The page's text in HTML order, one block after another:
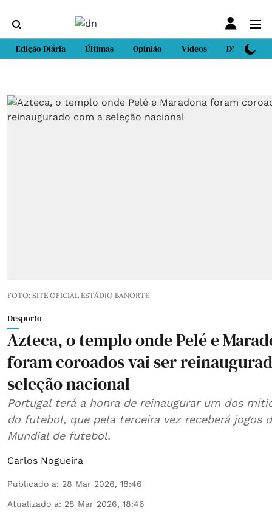
Edição Diária Últimas Opinião Vídeos DN Sport
FOTO: SITE OFICIAL ESTÁDIO BANORTE
Desporto
Azteca, o templo onde Pelé e
foram coroados vai ser
seleção nacional
Portugal terá a honra de reinaugurar um dos
do futebol, que pela terceira vez receberá jogos
Mundial de futebol.
Carlos Nogueira
Publicado a: 28 Mar 2026, 18:46
Atualizado a: 28 Mar 2026, 18:46